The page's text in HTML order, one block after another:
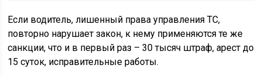
Если водитель, лишенный права управления ТС,
повторно нарушает закон, к нему применяются те же
санкции, что и в первый раз – 30 тысяч штраф, арест до
15 суток, исправительные работы.